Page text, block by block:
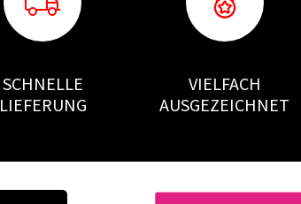
SCHNELLE
LIEFERUNG
VIELFACH
AUSGEZEICHNET